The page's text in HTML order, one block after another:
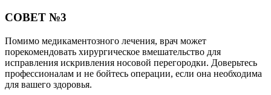
СОВЕТ №3
Помимо медикаментозного лечения, врач может
порекомендовать хирургическое вмешательство для
исправления искривления носовой перегородки. Доверьтесь
профессионалам и не бойтесь операции, если она необходима
для вашего здоровья.